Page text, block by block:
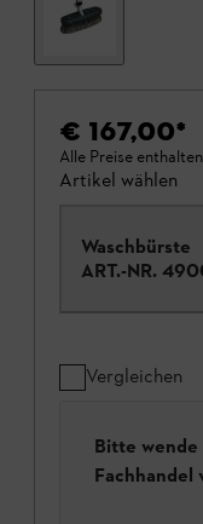
€ 167,00*
Alle Preise
Artikel wählen
Waschbürste
ART.-NR.
Vergleichen
Bitte wende
Fachhandel